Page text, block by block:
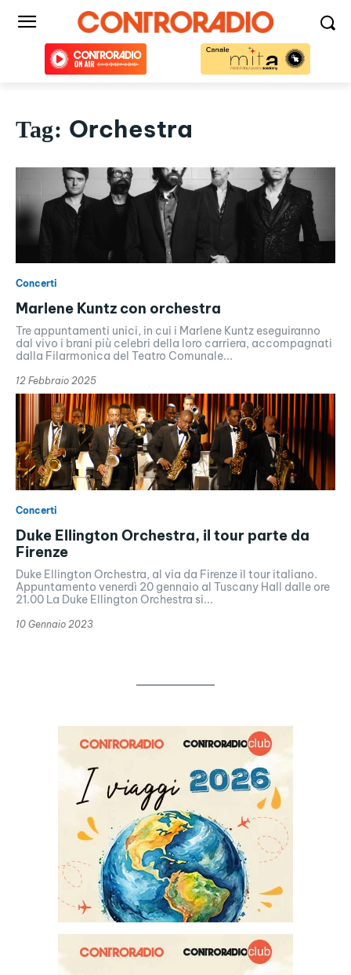
Tag: Orchestra
Concerti
Marlene Kuntz con orchestra
Tre appuntamenti unici, in cui i Marlene Kuntz eseguiranno
dal vivo i brani più celebri della loro carriera, accompagnati
dalla Filarmonica del Teatro Comunale...
12 Febbraio 2025
Concerti
Duke Ellington Orchestra, il tour parte da
Firenze
Duke Ellington Orchestra, al via da Firenze il tour italiano.
Appuntamento venerdì 20 gennaio al Tuscany Hall dalle ore
21.00 La Duke Ellington Orchestra si...
10 Gennaio 2023